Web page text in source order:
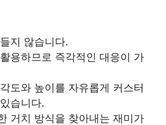
지 않습니다.
용하므로 즉각적인 대응이 가
도와 높이를 자유롭게 커스터
습니다.
거치 방식을 찾아내는 재미가